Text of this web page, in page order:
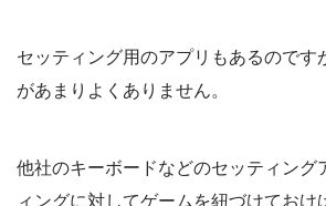
セッティング用のアプリもあるのです
があまりよくありません。
他社のキーボードなどのセッティング
ィングに対してゲームを紐づけておけ